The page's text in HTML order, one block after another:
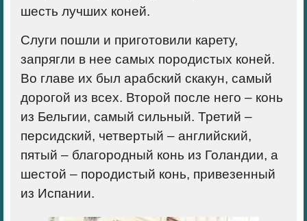
шесть лучших коней.
Слуги пошли и приготовили карету,
запрягли в нее самых породистых коней.
Во главе их был арабский скакун, самый
дорогой из всех. Второй после него – конь
из Бельгии, самый сильный. Третий –
персидский, четвертый – английский,
пятый – благородный конь из Голандии, а
шестой – породистый конь, привезенный
из Испании.